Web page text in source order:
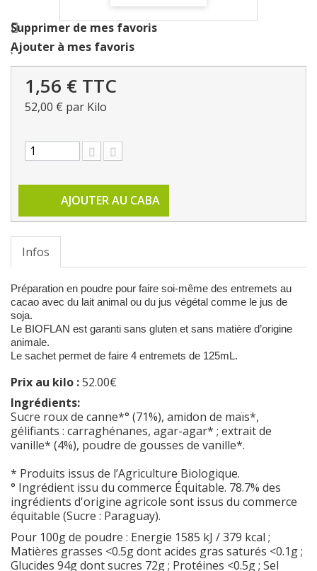
Supprimer de mes favoris
Ajouter à mes favoris
1,56 € TTC
52,00 € par Kilo
AJOUTER AU CABA
Infos
Préparation en poudre pour faire soi-même des entremets au
cacao avec du lait animal ou du jus végétal comme le jus de
soja.
Le BIOFLAN est garanti sans gluten et sans matière d’origine
animale.
Le sachet permet de faire 4 entremets de 125mL.
Prix au kilo :52.00€
Ingrédients:
Sucre roux de canne*° (71%), amidon de maïs*,
gélifiants : carraghénanes, agar-agar* ; extrait de
vanille* (4%), poudre de gousses de vanille*.
* Produits issus de l’Agriculture Biologique.
° Ingrédient issu du commerce Équitable. 78.7% des
ingrédients d'origine agricole sont issus du commerce
équitable (Sucre : Paraguay).
Pour 100g de poudre : Energie 1585 kJ / 379 kcal ;
Matières grasses <0.5g dont acides gras saturés <0.1g ;
Glucides 94g dont sucres 72g ; Protéines <0.5g ; Sel